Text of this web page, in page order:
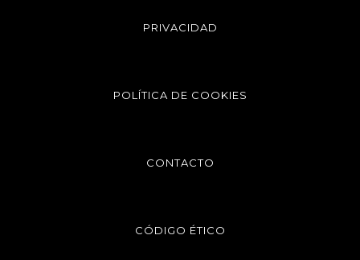
PRIVACIDAD
POLÍTICA DE COOKIES
CONTACTO
CÓDIGO ÉTICO